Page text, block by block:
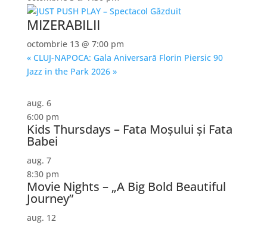
MIZERABILII
octombrie 13 @ 7:00 pm
«CLUJ-NAPOCA: Gala Aniversarǎ Florin Piersic 90
Jazz in the Park 2026 »
aug. 6
6:00 pm
Kids Thursdays – Fata Moșului și Fata
Babei
aug. 7
8:30 pm
Movie Nights – „A Big Bold Beautiful
Journey”
aug. 12